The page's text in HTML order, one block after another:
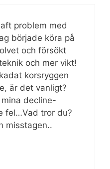
problem med
började köra på
och försökt
och mer vikt!
korsryggen
är det vanligt?
decline-
fel…Vad tror du?
misstagen..